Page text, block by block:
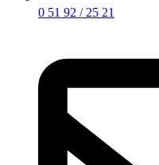
0 51 92 / 25 21